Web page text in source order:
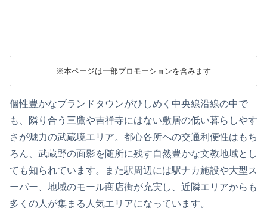
※本ページは一部プロモーションを含みます
個性豊かなブランドタウンがひしめく中央線沿線の中で
も、隣り合う三鷹や吉祥寺にはない敷居の低い暮らしやす
さが魅力の武蔵境エリア。都心各所への交通利便性はもち
ろん、武蔵野の面影を随所に残す自然豊かな文教地域とし
ても知られています。また駅周辺には駅ナカ施設や大型ス
ーパー、地域のモール商店街が充実し、近隣エリアからも
多くの人が集まる人気エリアになっています。